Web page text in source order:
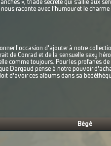
», triade secrète qui s’allie aux
raconte avec l’humour et le
l'occasion d'ajouter à notre
de Conrad et de la sensuelle sexy
comme toujours. Pour les profanes
Dargaud pense à notre pouvoir
d'avoir ces albums dans sa
Bégé